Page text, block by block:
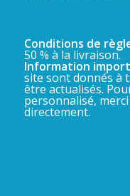
Conditions de
50 % à la livraison.
Information
site sont donnés à
être actualisés.
personnalisé,
directement.